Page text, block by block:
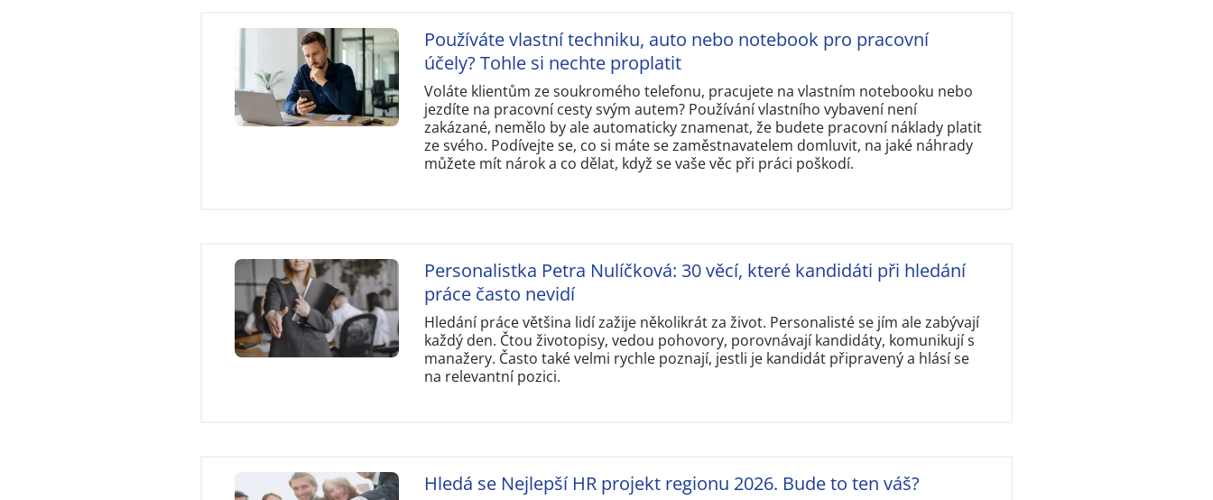
Používáte vlastní techniku, auto nebo notebook pro pracovní
účely? Tohle si nechte proplatit
Voláte klientům ze soukromého telefonu, pracujete na vlastním notebooku nebo
jezdíte na pracovní cesty svým autem? Používání vlastního vybavení není
zakázané, nemělo by ale automaticky znamenat, že budete pracovní náklady platit
ze svého. Podívejte se, co si máte se zaměstnavatelem domluvit, na jaké náhrady
můžete mít nárok a co dělat, když se vaše věc při práci poškodí.
Personalistka Petra Nulíčková: 30 věcí, které kandidáti při hledání
práce často nevidí
Hledání práce většina lidí zažije několikrát za život. Personalisté se jím ale zabývají
každý den. Čtou životopisy, vedou pohovory, porovnávají kandidáty, komunikují s
manažery. Často také velmi rychle poznají, jestli je kandidát připravený a hlásí se
na relevantní pozici.
Hledá se Nejlepší HR projekt regionu 2026. Bude to ten váš?